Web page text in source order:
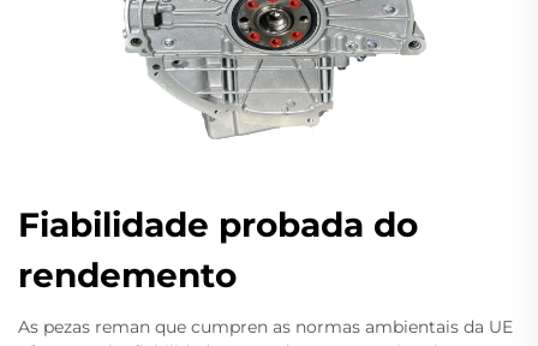
Fiabilidade probada do
rendemento
As pezas reman que cumpren as normas ambientais da UE